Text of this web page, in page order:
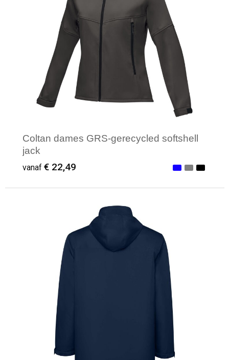
Coltan dames GRS-gerecycled softshell
jack
vanaf € 22,49
Minimale afname: 1